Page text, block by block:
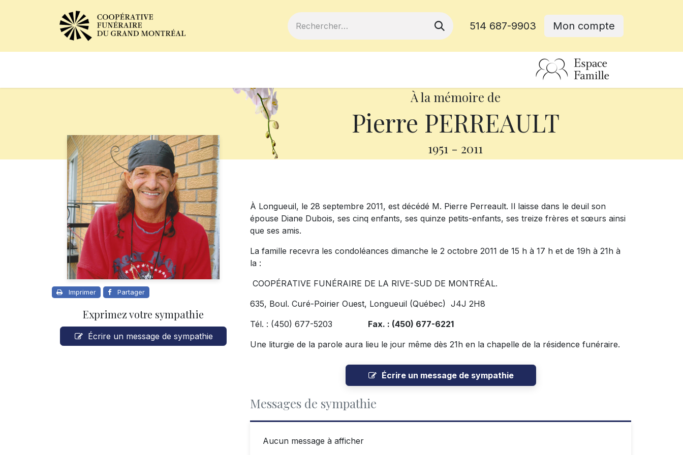
514 687-9903 Mon compte
À la mémoire de
Pierre PERREAULT
1951 - 2011
Imprimer Partager
Exprimez votre sympathie
Écrire un message de sympathie
À Longueuil, le 28 septembre 2011, est décédé M. Pierre Perreault. Il laisse dans le deuil son
épouse Diane Dubois, ses cinq enfants, ses quinze petits-enfants, ses treize frères et sœurs ainsi
que ses amis.
La famille recevra les condoléances dimanche le 2 octobre 2011 de 15 h à 17 h et de 19h à 21h à
la :
COOPÉRATIVE FUNÉRAIRE DE LA RIVE-SUD DE MONTRÉAL.
635, Boul. Curé-Poirier Ouest, Longueuil (Québec) J4J 2H8
Tél. : (450) 677-5203 Fax. : (450) 677-6221
Une liturgie de la parole aura lieu le jour même dès 21h en la chapelle de la résidence funéraire.
Écrire un message de sympathie
Messages de sympathie
Aucun message à afficher